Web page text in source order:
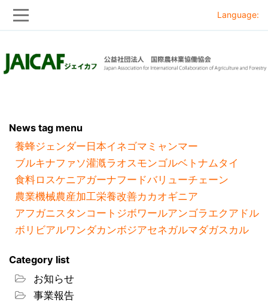
to
to
Language:
News tag menu
養蜂ジェンダー 日本イネゴマ ミャンマー
ブルキナファソ灌漑ラオスモンゴルベトナムタイ
食料ロスケニアガーナフードバリューチェーン
農業機械農産加工栄養改善カカオギニア
アフガニスタンコートジボワールアンゴラ エクアドル
ボリビアルワンダカンボジアセネガルマダガスカル
Category list
お知らせ
事業報告